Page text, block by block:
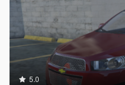
5.0